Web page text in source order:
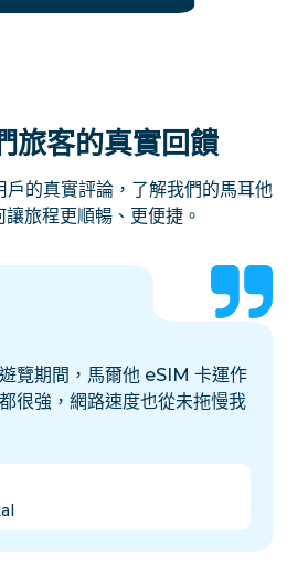
旅客的真實回饋
戶的真實評論，了解我們的馬耳他
旅程更順暢、更便捷。
覽期間，馬爾他 eSIM 卡運作
很強，網路速度也從未拖慢我